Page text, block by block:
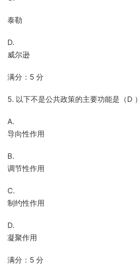
泰勒
D.
威尔逊
满分：5 分
5. 以下不是公共政策的主要功能是（D ）
A.
导向性作用
B.
调节性作用
C.
制约性作用
D.
凝聚作用
满分：5 分